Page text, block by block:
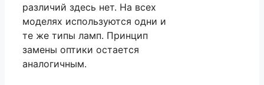
различий здесь нет. На всех
моделях используются одни и
те же типы ламп. Принцип
замены оптики остается
аналогичным.